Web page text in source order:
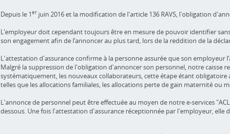
Depuis le 1er juin 2016 et la modification de l'article 136 RAVS, l'obligation
L’employeur doit cependant toujours être en mesure de pouvoir identifier
son engagement afin de l’annoncer au plus tard, lors de la reddition de la
L'attestation d'assurance confirme à la personne assurée que son employeur
Malgré la suppression de l'obligation d'annoncer son personnel, notre caisse
systématiquement, les nouveaux collaborateurs, cette étape étant
telles que les allocations familiales, les allocations perte de gain maternité ou
L'annonce de personnel peut être effectuée au moyen de notre e-services
dessous. Une fois l'attestation d'assurance réceptionnée par l'employeur, elle